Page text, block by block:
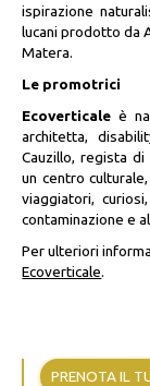
ispirazione
lucani prodotto da
Matera.
Le promotrici
Ecoverticaleè
architetta,
Cauzillo, regista
un centro
viaggiatori,
contaminazione e
Per ulteriori
Ecoverticale.
PRENOTA IL